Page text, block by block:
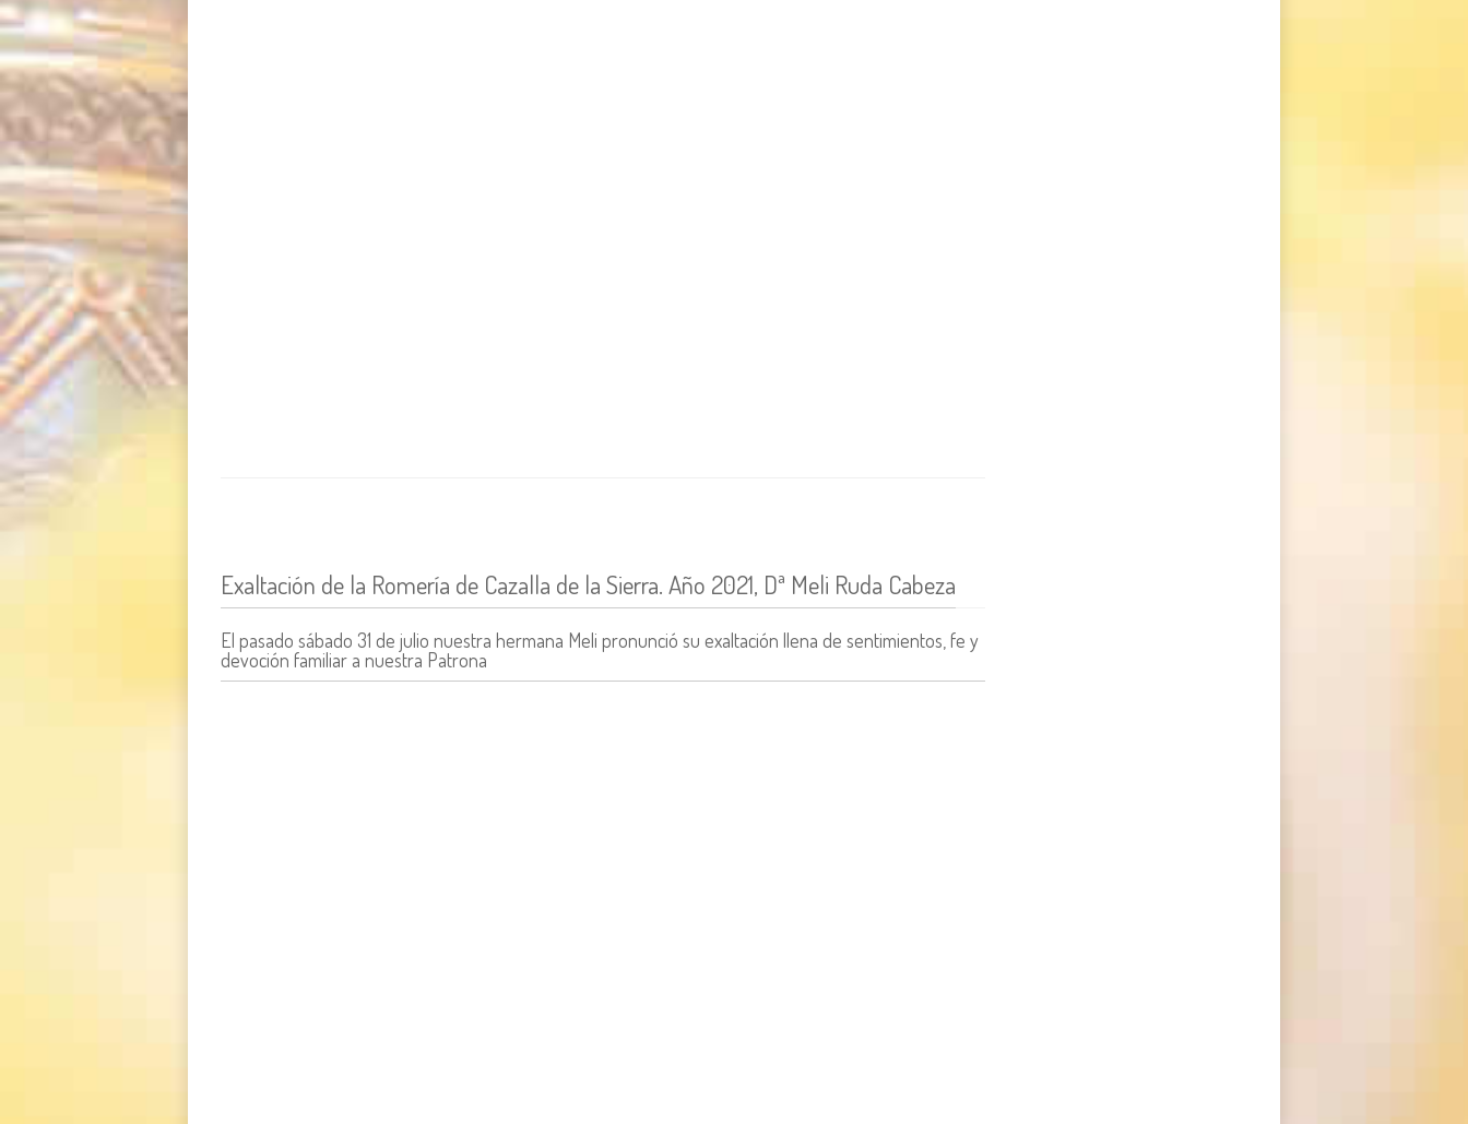
Exaltación de la Romería de Cazalla de la Sierra. Año 2021, Dª Meli Ruda Cabeza
El pasado sábado 31 de julio nuestra hermana Meli pronunció su exaltación llena de sentimientos, fe y
devoción familiar a nuestra Patrona